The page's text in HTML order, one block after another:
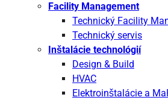
Facility Management
Technický Facility
Technický servis
Inštalácie technológií
Design & Build
HVAC
Elektroinštalácie a